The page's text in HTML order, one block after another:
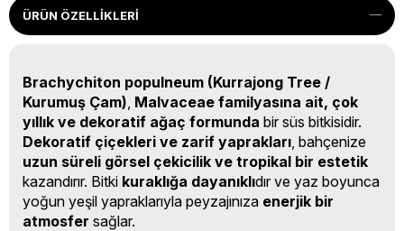
ÜRÜN ÖZELLIKLERI
Brachychiton populneum (Kurrajong Tree /
Kurumuş Çam) Malvaceae familyasına ait, çok
yıllık ve dekoratif ağaç formunda bir süs bitkisidir.
Dekoratif çiçekleri ve zarif yaprakları , bahçenize
uzun süreli görsel çekicilik ve tropikal bir estetik
kazandırır. Bitki kuraklığa dayanıklıdır ve yaz boyunca
yoğun yeşil yapraklarıyla peyzajınıza enerjik bir
atmosfer sağlar.